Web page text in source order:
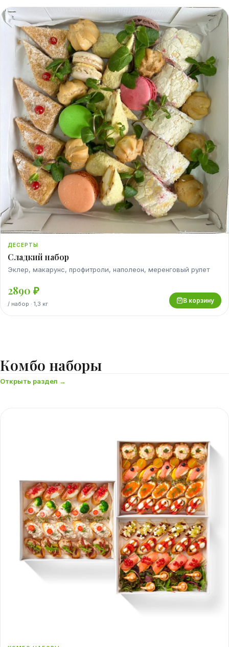
ДЕСЕРТЫ
Сладкий набор
Эклер, макарунс, профитроли, наполеон, меренговый рулет
2890 ₽
/ набор · 1,3 кг В корзину
Комбо наборы
Открыть раздел →